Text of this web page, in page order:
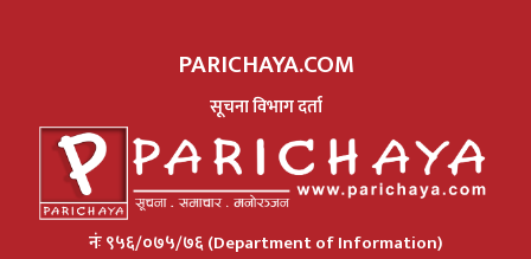
PARICHAYA.COM
सूचना विभाग दर्ता
नंः ९५६/०७५/७६ (Department of Information)